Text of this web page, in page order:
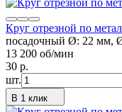
Круг отрезной по
посадочный Ø: 22 мм,
13 200 об/мин
30 p.
шт.
В 1 клик